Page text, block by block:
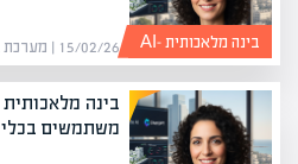
15/02/26 | מערכת אפיק בינה מלאכותית -AI
משתמשים בכלי AI בשוק ההון